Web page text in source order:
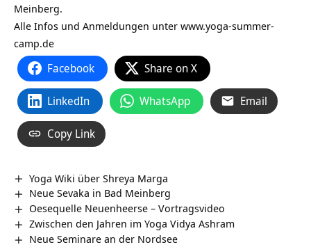
Meinberg.
Alle Infos und Anmeldungen unter www.yoga-summer-
camp.de
Facebook Share on X
LinkedIn WhatsApp Email
Copy Link
Yoga Wiki über Shreya Marga
Neue Sevaka in Bad Meinberg
Oesequelle Neuenheerse‏‎ – Vortragsvideo
Zwischen den Jahren im Yoga Vidya Ashram
Neue Seminare an der Nordsee